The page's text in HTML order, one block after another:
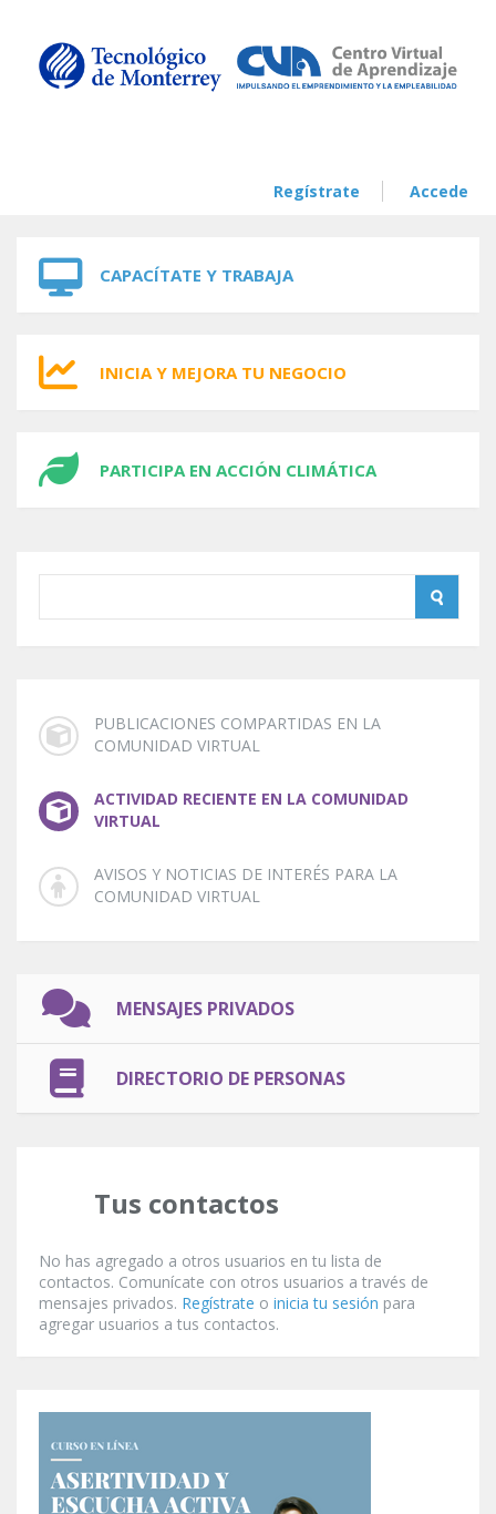
Regístrate Accede
CAPACÍTATE Y TRABAJA
INICIA Y MEJORA TU NEGOCIO
PARTICIPA EN ACCIÓN CLIMÁTICA
PUBLICACIONES COMPARTIDAS EN LA
COMUNIDAD VIRTUAL
ACTIVIDAD RECIENTE EN LA COMUNIDAD
VIRTUAL
AVISOS Y NOTICIAS DE INTERÉS PARA LA
COMUNIDAD VIRTUAL
MENSAJES PRIVADOS
DIRECTORIO DE PERSONAS
Tus contactos
No has agregado a otros usuarios en tu lista de
contactos. Comunícate con otros usuarios a través de
mensajes privados. Regístrate o inicia tu sesión para
agregar usuarios a tus contactos.